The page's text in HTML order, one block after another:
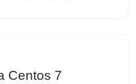
Centos 7